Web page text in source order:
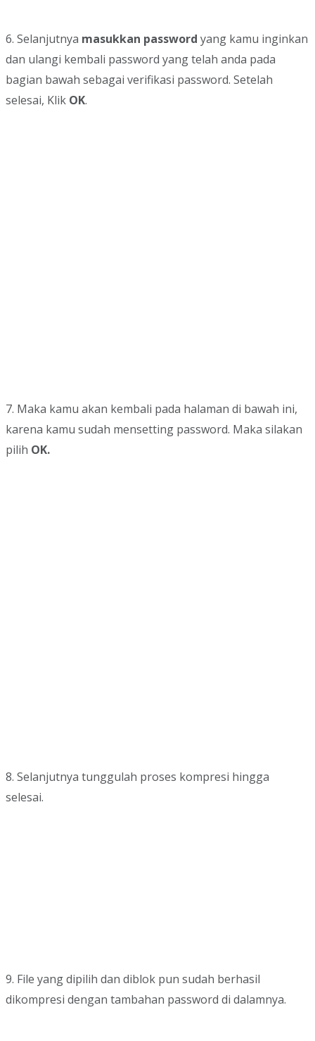
6. Selanjutnya masukkan password yang kamu inginkan
dan ulangi kembali password yang telah anda pada
bagian bawah sebagai verifikasi password. Setelah
selesai, Klik OK.
7. Maka kamu akan kembali pada halaman di bawah ini,
karena kamu sudah mensetting password. Maka silakan
pilih OK.
8. Selanjutnya tunggulah proses kompresi hingga
selesai.
9. File yang dipilih dan diblok pun sudah berhasil
dikompresi dengan tambahan password di dalamnya.